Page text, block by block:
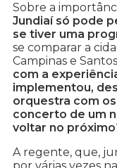
Sobre a
Jundiaí só pode
se tiver uma
se comparar a
Campinas e
com a
implementou,
orquestra com
concerto de um
voltar no próximo
A regente, que,